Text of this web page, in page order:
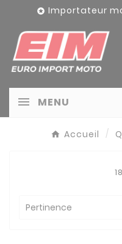
 Importateur
MENU
Accueil
Pertinence
Panneau de gestion